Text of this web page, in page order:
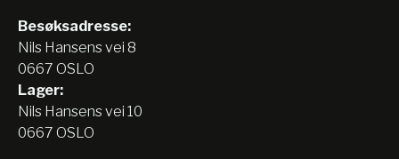
Besøksadresse:
Nils Hansens vei 8
0667 OSLO
Lager:
Nils Hansens vei 10
0667 OSLO